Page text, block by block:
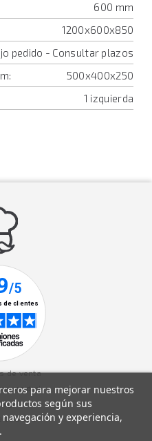
600 mm
1200x600x850
pedido - Consultar plazos
500x400x250
1 izquierda
de venta
cookies
para mejorar nuestros
según sus
y experiencia,